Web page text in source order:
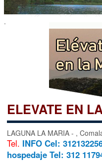
.
ELEVATE EN
LAGUNA LA MARIA - ,
Tel. INFO Cel:
hospedaje Tel: 312